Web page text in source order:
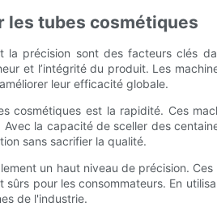
les tubes cosmétiques
précision sont des facteurs clés
et l’intégrité du produit. Les
leur efficacité globale.
cosmétiques est la rapidité. Ces
la capacité de sceller des
sans sacrifier la qualité.
un haut niveau de précision.
pour les consommateurs. En
de l'industrie.